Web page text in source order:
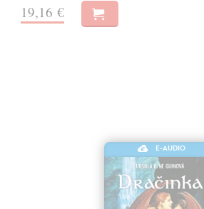
19,16 €
E-AUDIO